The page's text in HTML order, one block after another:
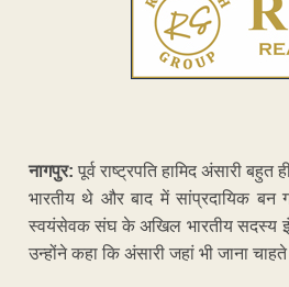
नागपुर: पूर्व राष्ट्रपति हामिद अंसारी
भारतीय थे और बाद में सांप्रदायिक बन
स्वयंसेवक संघ के अखिल भारतीय सदस्य
उन्होंने कहा कि अंसारी जहां भी जाना